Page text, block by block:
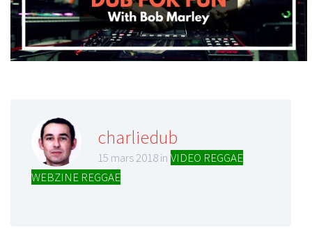
charliedub
15 mars 2018 in VIDEO REGGAE
WEBZINE REGGAE